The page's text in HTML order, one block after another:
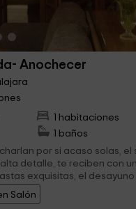
Anochecer
1 habitaciones
1 baños
por si acaso solas, el
detalle, te reciben con
exquisitas, el
y que no falte tu albornoz y
Todo detalles que
Salón